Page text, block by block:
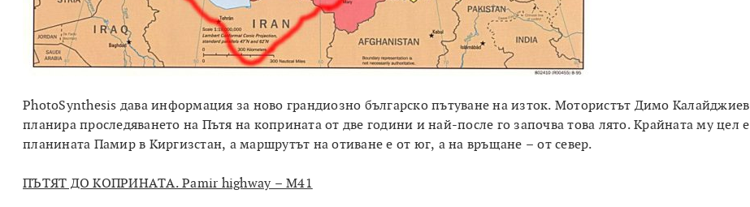
PhotoSynthesis дава информация за ново грандиозно българско пътуване на изток. Мотористът Димо Калайджиев
планира проследяването на Пътя на коприната от две години и най-после го започва това лято. Крайната му цел е
планината Памир в Киргизстан, а маршрутът на отиване е от юг, а на връщане – от север.
ПЪТЯТ ДО КОПРИНАТА. Pamir highway – М41